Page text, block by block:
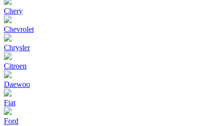
Chery
Chevrolet
Chrysler
Citroen
Daewoo
Fiat
Ford